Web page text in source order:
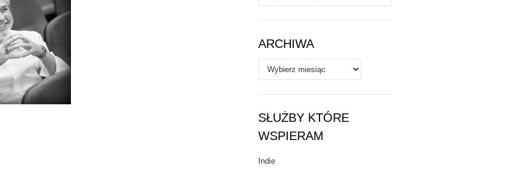
/
Tematy
ARCHIWA
Archiwa
SŁUŻBY KTÓRE
WSPIERAM
Indie